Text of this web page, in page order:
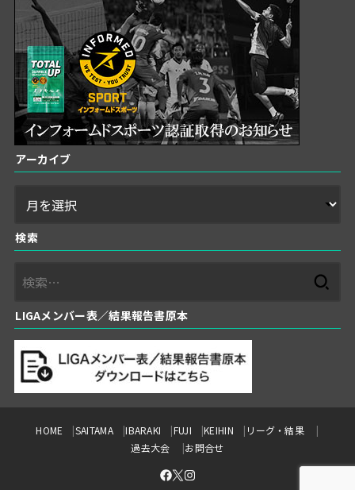
アーカイブ
検索
LIGAメンバー表／結果報告書原本
HOME SAITAMA IBARAKI FUJI KEIHIN
リーグ・結果
過去大会
お問合せ